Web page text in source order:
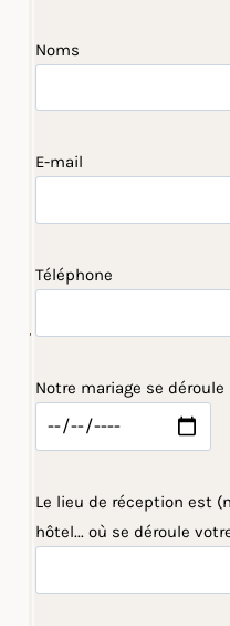
Noms
E-mail
Téléphone
Notre mariage se déroule
Le lieu de réception est
hôtel... où se déroule